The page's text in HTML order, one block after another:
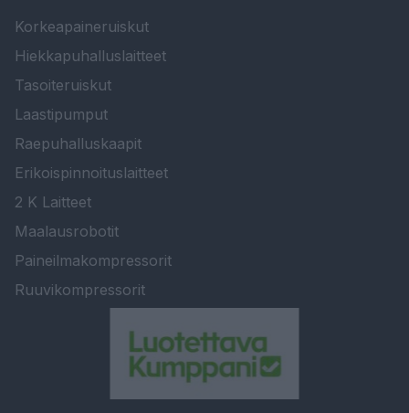
Korkeapaineruiskut
Hiekkapuhalluslaitteet
Tasoiteruiskut
Laastipumput
Raepuhalluskaapit
Erikoispinnoituslaitteet
2 K Laitteet
Maalausrobotit
Paineilmakompressorit
Ruuvikompressorit